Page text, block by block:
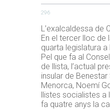
296
L’exalcaldessa de
En el tercer lloc de
quarta legislatura a
Pel que fa al
de llista, l’actual
insular de
Menorca, Noemí
llistes socialistes a
fa quatre anys la